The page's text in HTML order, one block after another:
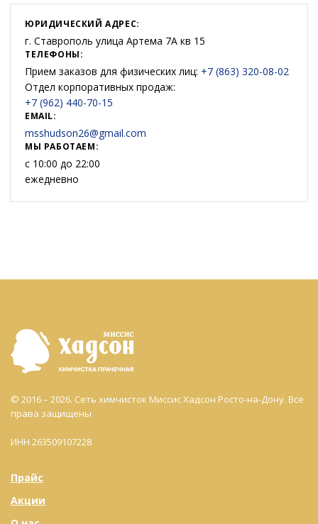
ЮРИДИЧЕСКИЙ АДРЕС:
г. Ставрополь улица Артема 7А кв 15
ТЕЛЕФОНЫ:
Прием заказов для физических лиц: +7 (863) 320-08-02
Отдел корпоративных продаж:
+7 (962) 440-70-15
EMAIL:
msshudson26@gmail.com
МЫ РАБОТАЕМ:
с 10:00 до 22:00
ежедневно
© 2016 – 2026. Сеть химчисток Миссис Хадсон Росто-на-Дону. Все
права защищены
ИНН 263509107228
Прайс
Акции